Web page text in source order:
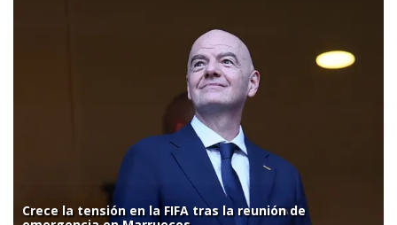
Crece la tensión en la FIFA tras la reunión de